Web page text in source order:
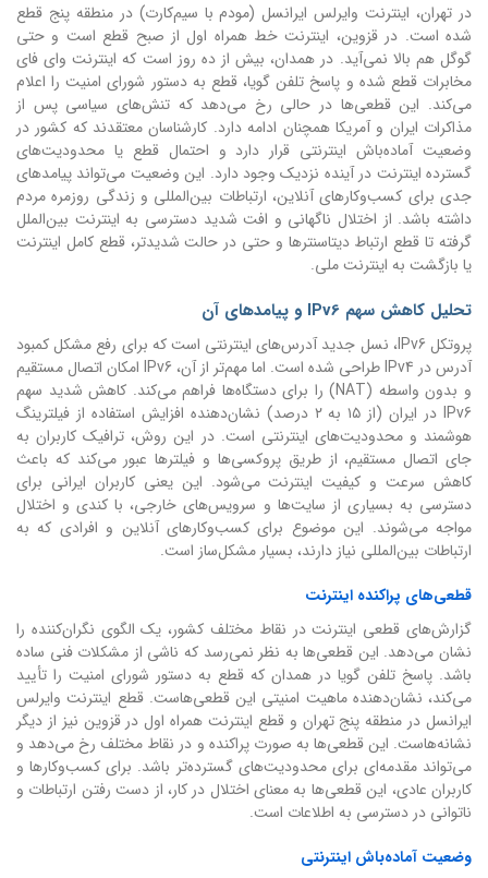
در تهران، اینترنت وایرلس ایرانسل (مودم با سیم‌کارت) در منطقه پنج قطع
شده است. در قزوین، اینترنت خط همراه اول از صبح قطع است و حتی
گوگل هم بالا نمی‌آید. در همدان، بیش از ده روز است که اینترنت وای فای
مخابرات قطع شده و پاسخ تلفن گویا، قطع به دستور شورای امنیت را اعلام
می‌کند. این قطعی‌ها در حالی رخ می‌دهد که تنش‌های سیاسی پس از
مذاکرات ایران و آمریکا همچنان ادامه دارد. کارشناسان معتقدند که کشور در
وضعیت آماده‌باش اینترنتی قرار دارد و احتمال قطع یا محدودیت‌های
گسترده اینترنت در آینده نزدیک وجود دارد. این وضعیت می‌تواند پیامدهای
جدی برای کسب‌وکارهای آنلاین، ارتباطات بین‌المللی و زندگی روزمره مردم
داشته باشد. از اختلال ناگهانی و افت شدید دسترسی به اینترنت بین‌الملل
گرفته تا قطع ارتباط دیتاسنترها و حتی در حالت شدیدتر، قطع کامل اینترنت
یا بازگشت به اینترنت ملی.
تحلیل کاهش سهم IPv6 و پیامدهای آن
پروتکل IPv6، نسل جدید آدرس‌های اینترنتی است که برای رفع مشکل کمبود
آدرس در IPv4 طراحی شده است. اما مهم‌تر از آن، IPv6 امکان اتصال مستقیم
و بدون واسطه (NAT) را برای دستگاه‌ها فراهم می‌کند. کاهش شدید سهم
IPv6 در ایران (از ۱۵ به ۲ درصد) نشان‌دهنده افزایش استفاده از فیلترینگ
هوشمند و محدودیت‌های اینترنتی است. در این روش، ترافیک کاربران به
جای اتصال مستقیم، از طریق پروکسی‌ها و فیلترها عبور می‌کند که باعث
کاهش سرعت و کیفیت اینترنت می‌شود. این یعنی کاربران ایرانی برای
دسترسی به بسیاری از سایت‌ها و سرویس‌های خارجی، با کندی و اختلال
مواجه می‌شوند. این موضوع برای کسب‌وکارهای آنلاین و افرادی که به
ارتباطات بین‌المللی نیاز دارند، بسیار مشکل‌ساز است.
قطعی‌های پراکنده اینترنت
گزارش‌های قطعی اینترنت در نقاط مختلف کشور، یک الگوی نگران‌کننده را
نشان می‌دهد. این قطعی‌ها به نظر نمی‌رسد که ناشی از مشکلات فنی ساده
باشد. پاسخ تلفن گویا در همدان که قطع به دستور شورای امنیت را تأیید
می‌کند، نشان‌دهنده ماهیت امنیتی این قطعی‌هاست. قطع اینترنت وایرلس
ایرانسل در منطقه پنج تهران و قطع اینترنت همراه اول در قزوین نیز از دیگر
نشانه‌هاست. این قطعی‌ها به صورت پراکنده و در نقاط مختلف رخ می‌دهد و
می‌تواند مقدمه‌ای برای محدودیت‌های گسترده‌تر باشد. برای کسب‌وکارها و
کاربران عادی، این قطعی‌ها به معنای اختلال در کار، از دست رفتن ارتباطات و
ناتوانی در دسترسی به اطلاعات است.
وضعیت آماده‌باش اینترنتی